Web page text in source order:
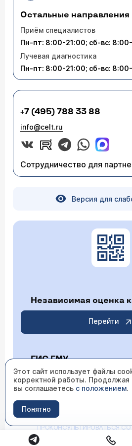
Остальные направления
Приём специалистов
Пн-пт: 8:00-21:00; сб-вс:
Лучевая диагностика
Пн-пт: 8:00-21:00; сб-вс:
+7 (495) 788 33 88
info@celt.ru
Сотрудничество для
Версия для
Независимая оценка
Перейти
ГИС ГМУ
Перейти
ИМЕЮТСЯ
ПРОКОНСУЛЬТИРОВАТЬСЯ
Этот сайт использует файлы
корректной работы. Продолжая
вы соглашаетесь с положением.
Понятно